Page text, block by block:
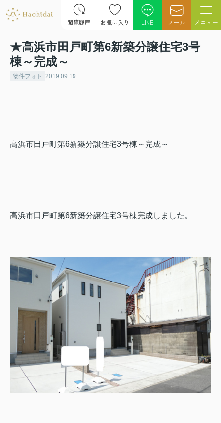
閲覧履歴 お気に入り LINE メール メニュー
★高浜市田戸町第6新築分譲住宅3号
棟～完成～
物件フォト 2019.09.19
高浜市田戸町第6新築分譲住宅3号棟～完成～
高浜市田戸町第6新築分譲住宅3号棟完成しました。